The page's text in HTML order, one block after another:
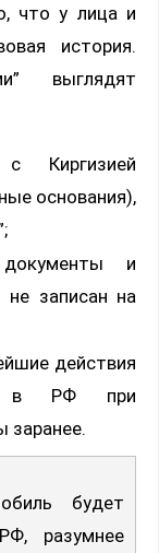
что у лица и
история.
выглядят
Киргизией
основания),
документы и
записан на
действия
в РФ при
заранее.
будет
разумнее